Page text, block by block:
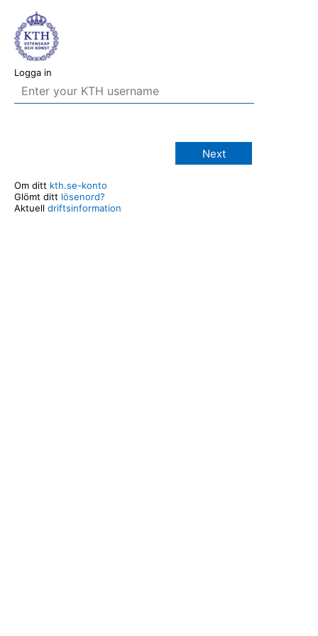
Logga in
Next
Om ditt kth.se-konto
Glömt ditt lösenord?
Aktuell driftsinformation